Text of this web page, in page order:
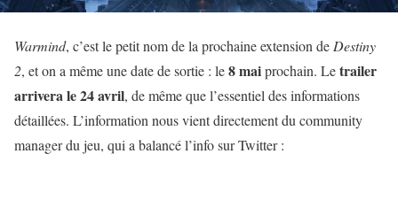
Warmind, c’est le petit nom de la prochaine extension de Destiny
2, et on a même une date de sortie : le8 maiprochain. Letrailer
arrivera le 24 avril, de même que l’essentiel des informations
détaillées. L’information nous vient directement du community
manager du jeu, qui a balancé l’info sur Twitter :